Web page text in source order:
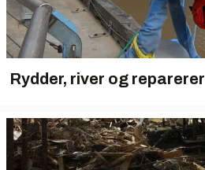
Rydder, river og reparerer